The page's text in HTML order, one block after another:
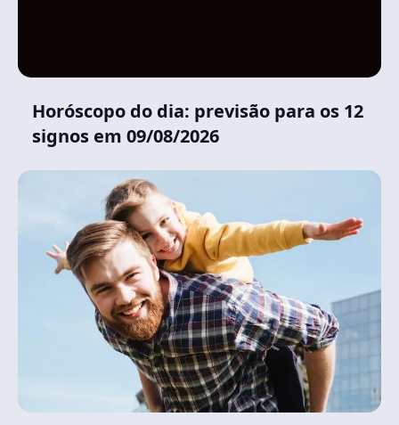
Horóscopo do dia: previsão para os 12
signos em 09/08/2026